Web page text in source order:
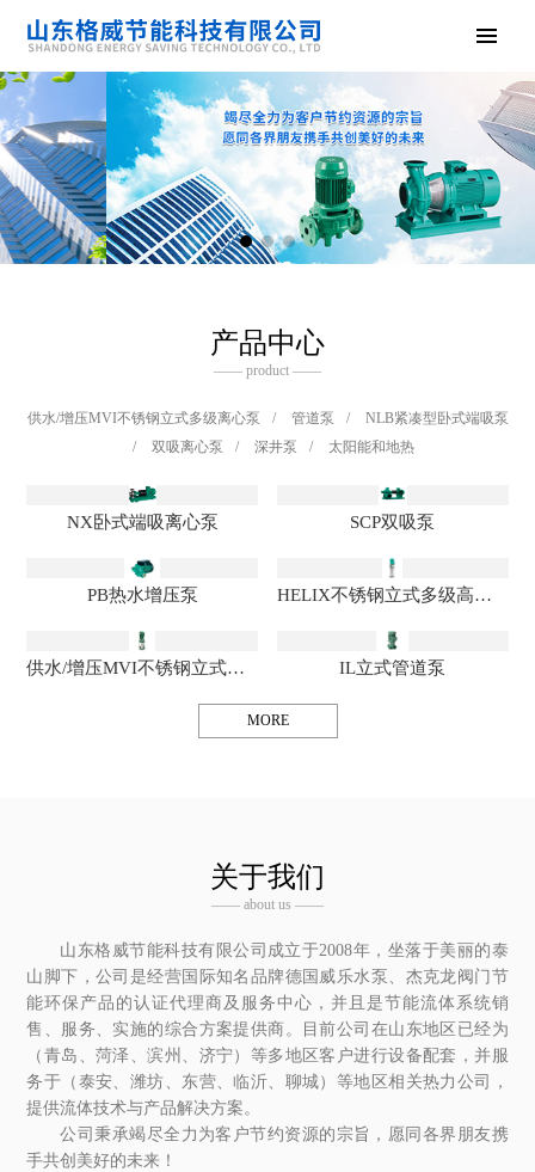
产品中心
—— product ——
供水/增压MVI不锈钢立式多级离心泵 / 管道泵 /
NLB紧凑型卧式端吸泵
/
双吸离心泵 / 深井泵 / 太阳能和地热
NX卧式端吸离心泵 SCP双吸泵
PB热水增压泵 HELIX不锈钢立式多级高效离心泵
供水/增压MVI不锈钢立式多级离心泵 IL立式管道泵
MORE
关于我们
—— about us ——
山东格威节能科技有限公司成立于2008年，坐落于美丽的泰
山脚下，公司是经营国际知名品牌德国威乐水泵、杰克龙阀门节
能环保产品的认证代理商及服务中心，并且是节能流体系统销
售、服务、实施的综合方案提供商。目前公司在山东地区已经为
（青岛、菏泽、滨州、济宁）等多地区客户进行设备配套，并服
务于（泰安、潍坊、东营、临沂、聊城）等地区相关热力公司，
提供流体技术与产品解决方案。
公司秉承竭尽全力为客户节约资源的宗旨，愿同各界朋友携
手共创美好的未来！